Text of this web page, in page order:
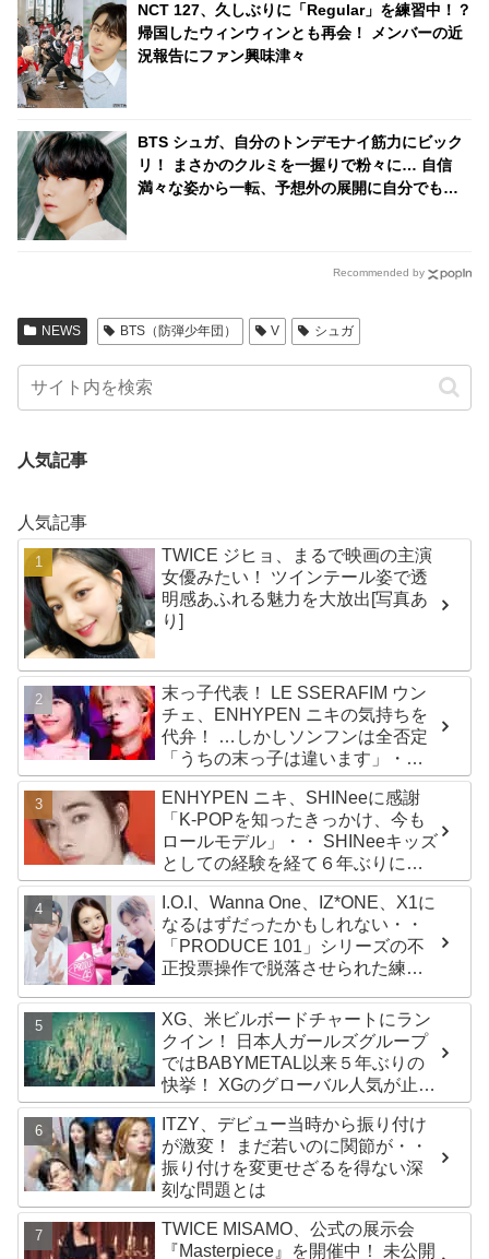
NCT 127、久しぶりに「Regular」を練習中！？
帰国したウィンウィンとも再会！ メンバーの近
況報告にファン興味津々
BTS シュガ、自分のトンデモナイ筋力にビック
リ！ まさかのクルミを一握りで粉々に… 自信
満々な姿から一転、予想外の展開に自分でも
Recommended by
NEWS BTS（防弾少年団） V シュガ
人気記事
人気記事
TWICE ジヒョ、まるで映画の主演
女優みたい！ ツインテール姿で透
明感あふれる魅力を大放出[写真あ
り]
末っ子代表！ LE SSERAFIM ウン
チェ、ENHYPEN ニキの気持ちを
代弁！ …しかしソンフンは全否定
「うちの末っ子は違います」・・
かわいすぎる２人の会話に爆笑
ENHYPEN ニキ、SHINeeに感謝
「K-POPを知ったきっかけ、今も
ロールモデル」・・ SHINeeキッズ
としての経験を経て６年ぶりに東
京ドームに帰還した感想は？
I.O.I、Wanna One、IZ*ONE、X1に
なるはずだったかもしれない・・
「PRODUCE 101」シリーズの不
正投票操作で脱落させられた練習
XG、米ビルボードチャートにラン
クイン！ 日本人ガールズグループ
ではBABYMETAL以来５年ぶりの
快挙！ XGのグローバル人気が止ま
らない…「コーチェラ2025」にも
日本人唯一の出演
ITZY、デビュー当時から振り付け
が激変！ まだ若いのに関節が・・
振り付けを変更せざるを得ない深
刻な問題とは
TWICE MISAMO、公式の展示会
『Masterpiece』を開催中！ 未公開